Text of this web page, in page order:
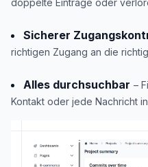
doppelte Einträge oder
Sicherer
richtigen Zugang an die
Alles durchsuchbar –
Kontakt oder jede Nachricht